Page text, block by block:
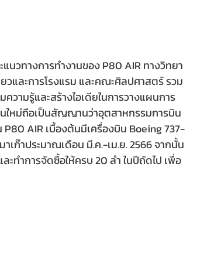
วทางการทำงานของ P80 AIR ทางวิทยา
และการโรงแรม และคณะศิลปศาสตร์ รวม
วามรู้และสร้างไอเดียในการวางแผนการ
ใหม่ถือเป็นสัญญานว่าอุตสาหกรรมการบิน
AIR เบื้องต้นมีเครื่องบิน Boeing 737-
เก๊าประมาณเดือน มี.ค.-เม.ย. 2566 จากนั้น
ะทำการจัดซื้อให้ครบ 20 ลำ ในปีถัดไป เพื่อ